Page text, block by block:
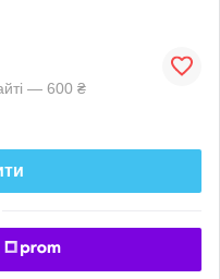
— 600 ₴